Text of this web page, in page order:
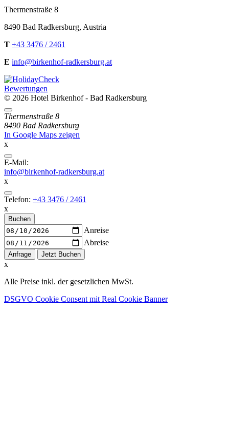
Thermenstraße 8
8490 Bad Radkersburg, Austria
T +43 3476 / 2461
E info@birkenhof-radkersburg.at
Bewertungen
© 2026 Hotel Birkenhof - Bad Radkersburg
Directions
Thermenstraße 8
8490 Bad Radkersburg
In Google Maps zeigen
x
E-
Mail
E-Mail:
info@birkenhof-radkersburg.at
x
Telefon
Telefon: +43 3476 / 2461
x
Buchen
Anreise
Abreise
x
Alle Preise inkl. der gesetzlichen MwSt.
DSGVO Cookie Consent mit Real Cookie Banner